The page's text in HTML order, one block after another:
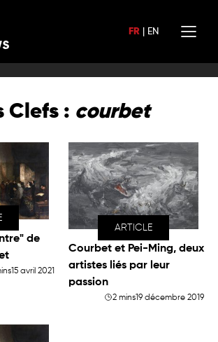
FR EN
Clefs : courbet
de
15 avril 2021
ARTICLE
Courbet et Pei-Ming, deux
artistes liés par leur
passion
2 mins19 décembre 2019